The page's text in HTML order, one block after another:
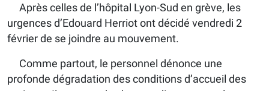
Après celles de l’hôpital Lyon-Sud en grève, les
urgences d’Edouard Herriot ont décidé vendredi 2
février de se joindre au mouvement.
Comme partout, le personnel dénonce une
profonde dégradation des conditions d’accueil des